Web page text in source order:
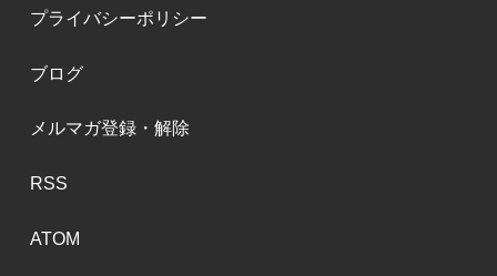
プライバシーポリシー
ブログ
メルマガ登録・解除
RSS
ATOM